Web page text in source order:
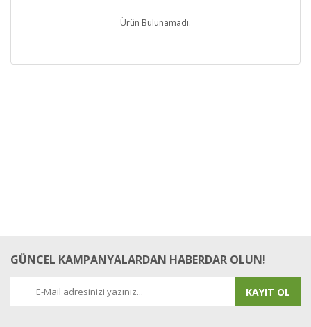
Ürün Bulunamadı.
GÜNCEL KAMPANYALARDAN HABERDAR OLUN!
KAYIT OL